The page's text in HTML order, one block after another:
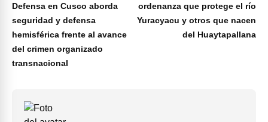
Defensa en Cusco aborda
seguridad y defensa
hemisférica frente al avance
del crimen organizado
transnacional
ordenanza que protege el río
Yuracyacu y otros que nacen
del Huaytapallana